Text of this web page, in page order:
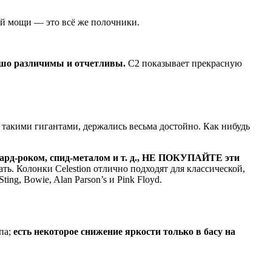
мощи — это всё же полочники.
различимы и отчетливы. С2 показывает прекрасную
гигантами, держались весьма достойно. Как нибудь
роком, спид-металом и т. д., НЕ ПОКУПАЙТЕ эти
Колонки Celestion отлично подходят для классической,
Bowie, Alan Parson’s и Pink Floyd.
есть некоторое снижение яркости только в басу на